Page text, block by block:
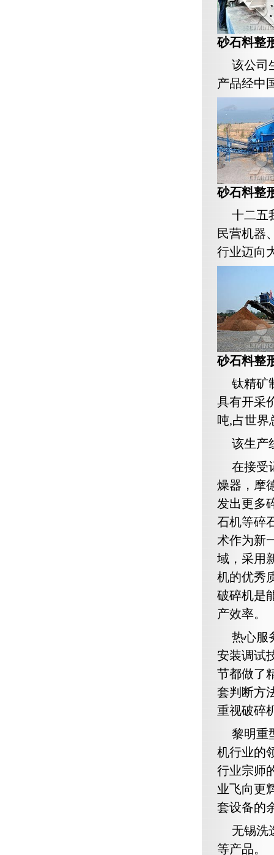
砂石料整
该公司
产品经中
砂石料整
十二五
民营机器
行业迈向
砂石料整
钛精矿
具有开采
吨,占世界
该生产
在接受
燥器，摩
发出更多
石机等碎
术作为新
域，采用
机的优秀
破碎机是
产效率。
热心服
安装调试
节都做了
套判断方
重视破碎
黎明重
机行业的
行业宗师
业飞向更
套设备的
无锡洗
等产品。